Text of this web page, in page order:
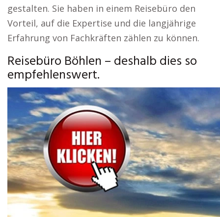
gestalten. Sie haben in einem Reisebüro den
Vorteil, auf die Expertise und die langjährige
Erfahrung von Fachkräften zählen zu können.
Reisebüro Böhlen – deshalb dies so
empfehlenswert.